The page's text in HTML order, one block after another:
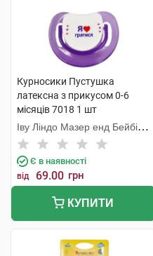
Курносики Пустушка
латексна з прикусом 0-6
місяців 7018 1 шт
Іву Ліндо Мазер енд Бейбі
Продактс
Є в наявності
від 69.00 грн
КУПИТИ